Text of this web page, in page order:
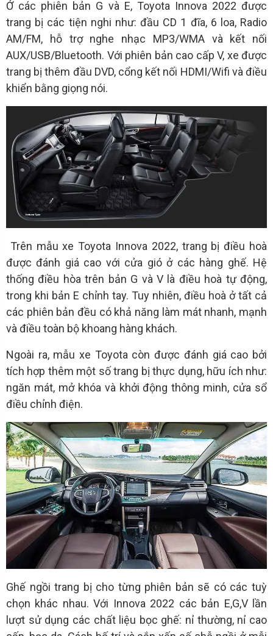
Ở các phiên bản G và E, Toyota Innova 2022 được
trang bị các tiện nghi như: đầu CD 1 đĩa, 6 loa, Radio
AM/FM, hỗ trợ nghe nhạc MP3/WMA và kết nối
AUX/USB/Bluetooth. Với phiên bản cao cấp V, xe được
trang bị thêm đầu DVD, cổng kết nối HDMI/Wifi và điều
khiển bằng giọng nói.
Trên mẫu xe Toyota Innova 2022, trang bị điều hoà
được đánh giá cao với cửa gió ở các hàng ghế. Hệ
thống điều hòa trên bản G và V là điều hoà tự động,
trong khi bản E chỉnh tay. Tuy nhiên, điều hoà ở tất cả
các phiên bản đều có khả năng làm mát nhanh, mạnh
và điều toàn bộ khoang hàng khách.
Ngoài ra, mẫu xe Toyota còn được đánh giá cao bởi
tích hợp thêm một số trang bị thực dụng, hữu ích như:
ngăn mát, mở khóa và khởi động thông minh, cửa sổ
điều chỉnh điện.
Ghế ngồi trang bị cho từng phiên bản sẽ có các tuỳ
chọn khác nhau. Với Innova 2022 các bản E,G,V lần
lượt sử dụng các chất liệu bọc ghế: nỉ thường, nỉ cao